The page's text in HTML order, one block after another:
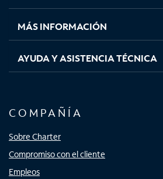
nuevanuevanuevanueva
MÁS INFORMACIÓN
AYUDA Y ASISTENCIA TÉCNICA
COMPAÑÍA
Sobre Charter
Compromiso con el cliente
Empleos